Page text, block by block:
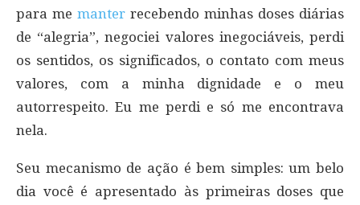
para me manter recebendo minhas doses diárias
de “alegria”, negociei valores inegociáveis, perdi
os sentidos, os significados, o contato com meus
valores, com a minha dignidade e o meu
autorrespeito. Eu me perdi e só me encontrava
nela.
Seu mecanismo de ação é bem simples: um belo
dia você é apresentado às primeiras doses que